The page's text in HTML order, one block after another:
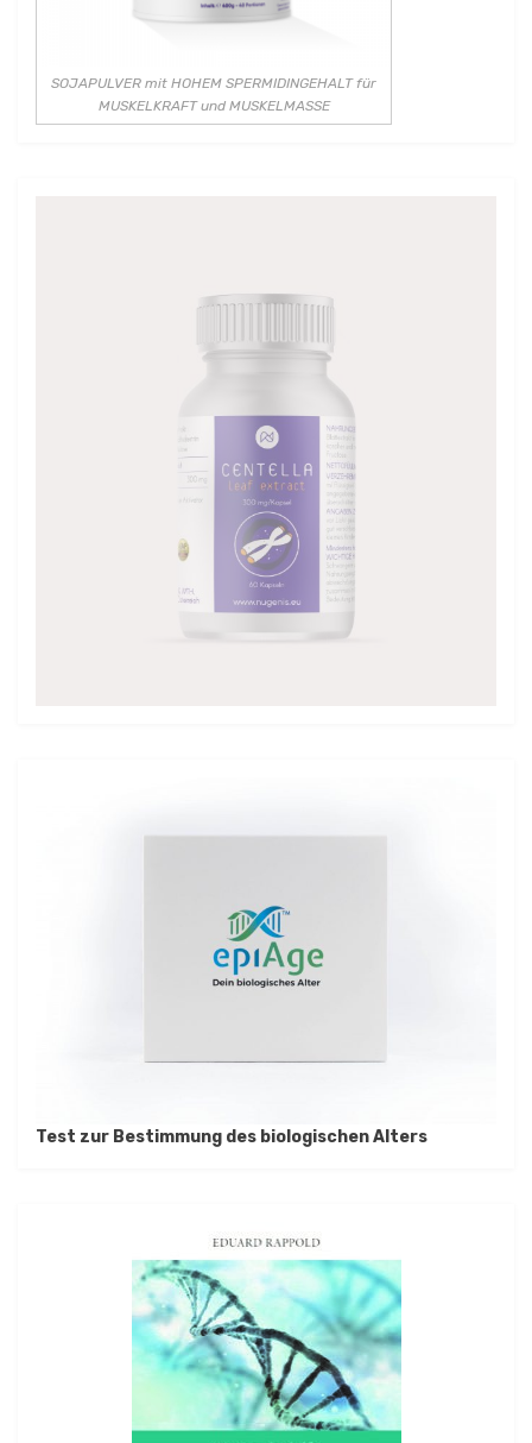
SOJAPULVER mit HOHEM SPERMIDINGEHALT für
MUSKELKRAFT und MUSKELMASSE
Test zur Bestimmung des biologischen Alters